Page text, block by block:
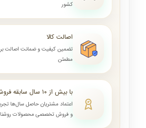
کشور
اصالت کالا
تضمین کیفیت و ضمانت اصالت
مطمئن
با بیش از ۱۰ سال سابقه فروش اینترنتی
اعتماد مشتریان حاصل سال‌ها
و فروش تخصصی محصولات